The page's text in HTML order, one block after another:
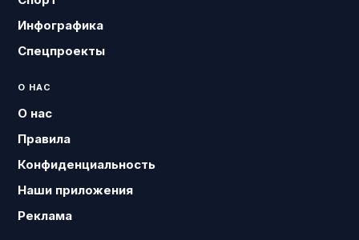
Инфографика
Спецпроекты
О НАС
О нас
Правила
Конфиденциальность
Наши приложения
Реклама